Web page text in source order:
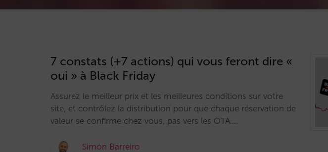
7 constats (+7 actions) qui vous feront dire «
oui » à Black Friday
Assurez le meilleur prix et les meilleures conditions sur votre
site, et contrôlez la distribution pour que chaque réservation de
valeur se confirme chez vous, pas vers les OTA.…
Simón Barreiro